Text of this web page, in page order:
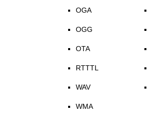
OGA
OGG
OTA
RTTTL
WAV
WMA